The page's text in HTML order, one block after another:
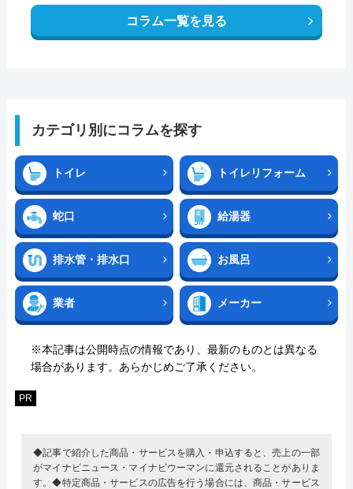
コラム一覧を見る
カテゴリ別にコラムを探す
トイレ トイレリフォーム
蛇口 給湯器
排水管・排水口 お風呂
業者 メーカー
※本記事は公開時点の情報であり、最新のものとは異なる
場合があります。あらかじめご了承ください。
PR
◆記事で紹介した商品・サービスを購入・申込すると、売上の一部
がマイナビニュース・マイナビウーマンに還元されることがありま
す。◆特定商品・サービスの広告を行う場合には、商品・サービス